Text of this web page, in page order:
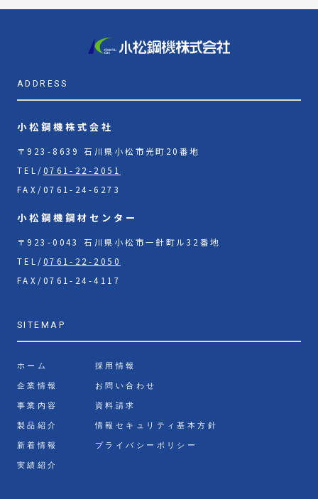
ADDRESS
小松鋼機株式会社
〒923-8639 石川県小松市光町20番地
TEL/0761-22-2051
FAX/0761-24-6273
小松鋼機鋼材センター
〒923-0043 石川県小松市一針町ル32番地
TEL/0761-22-2050
FAX/0761-24-4117
SITEMAP
ホーム
採用情報
企業情報
お問い合わせ
事業内容
資料請求
製品紹介
情報セキュリティ基本方針
新着情報
プライバシーポリシー
実績紹介